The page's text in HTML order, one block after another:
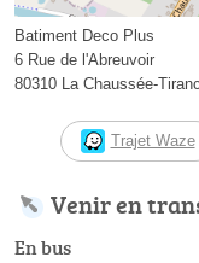
Batiment Deco Plus
6 Rue de l'Abreuvoir
80310 La Chaussée-
Trajet Waze
Venir en
En bus